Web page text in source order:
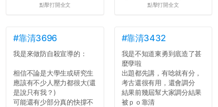
點擊打開全文
舍房間，都歡迎留言讓我知
道...
點擊打開全文
#靠清3696
我是來做防自殺宣導的：
相信不論是大學生或研究生
應該有不少人壓力都很大(還
是說只有我？)
可能還有少部分真的快撐不
#靠清3432
我是不知道東勇到底造了甚
麼孽啦
出題都先講，有唸就有分，
考古還很有用，還會調分
結果前幾屆幫大家調分結果
被ｐｏ靠清